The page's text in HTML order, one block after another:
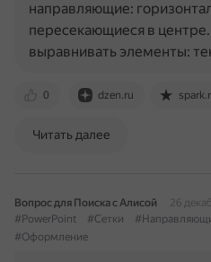
0 dzen.ru
направляющие:
пересекающиеся в
выравнивать элементы:
Читать далее
Вопрос для Поиска с Алисой
26
#PowerPoint
#Сетки
#Оформление